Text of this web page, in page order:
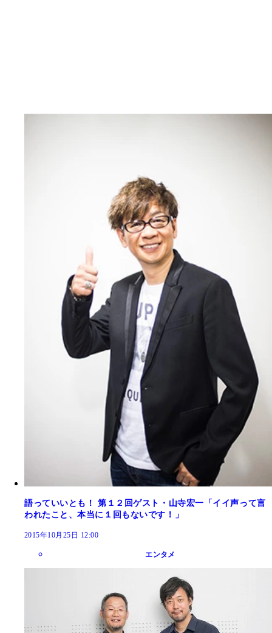
語っていいとも！ 第１２回ゲスト・山寺宏一「イイ声って言
われたこと、本当に１回もないです！」
2015年10月25日 12:00
エンタメ